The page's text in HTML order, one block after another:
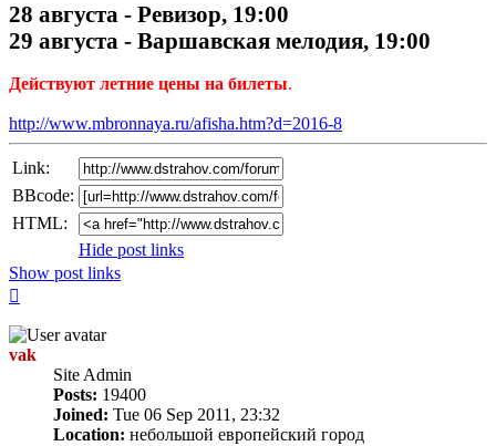
28 августа - Ревизор, 19:00
29 августа - Варшавская мелодия, 19:00
Действуют летние цены на билеты.
http://www.mbronnaya.ru/afisha.htm?d=2016-8
Link:
BBcode:
HTML:
Hide post links
Show post links
vak
Site Admin
Posts: 19400
Joined: Tue 06 Sep 2011, 23:32
Location: небольшой европейский город